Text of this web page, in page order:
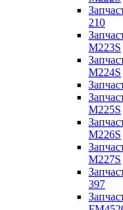
210
M223S
M224S
M225S
M226S
M227S
397